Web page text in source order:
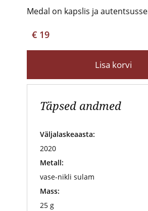
Medal on kapslis ja
€ 19
Lisa korvi
Täpsed andmed
Väljalaskeaasta:
2020
Metall:
vase-nikli sulam
Mass:
25 g